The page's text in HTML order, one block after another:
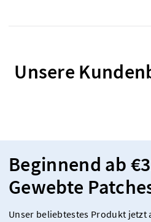
Unsere
Beginnend ab
Gewebte
Unser beliebtestes Produkt jetzt